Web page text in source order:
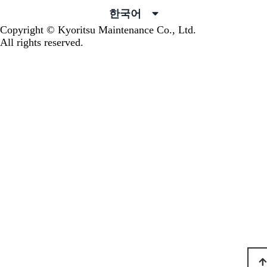
한국어
Copyright © Kyoritsu Maintenance Co., Ltd.
All rights reserved.